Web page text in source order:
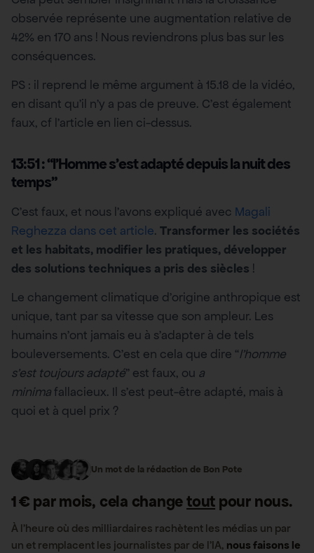
observée représente une augmentation relative de
42% en 170 ans ! Nous reviendrons plus bas sur les
conséquences.
PS : il reprend le même argument à 15.18 de la vidéo,
en disant qu’il n’y a pas de preuve. C’est également
faux, cf l’article en lien ci-dessus.
13:51 : “l’Homme s’est adapté depuis la nuit des
temps”
C’est faux, et nous l’avons expliqué avec Magali
Reghezza dans cet article. Transformer les sociétés
et les habitats, modifier les pratiques, développer
des solutions techniques a pris des siècles !
Le changement climatique d’origine anthropique est
unique, tant par sa vitesse que son ampleur. Les
humains n’ont jamais eu à s’adapter à de tels
bouleversements. C’est en cela que dire “l’homme
s’est toujours adapté” est faux, ou a
minimafallacieux. Il s’est peut-être adapté, mais à
quoi et à quel prix ?
Un mot de la rédaction de Bon Pote
1 € par mois, cela changetout pour nous.
À l’heure où des milliardaires rachètent les médias un par
un et remplacent les journalistes par de l’IA, nous faisons le